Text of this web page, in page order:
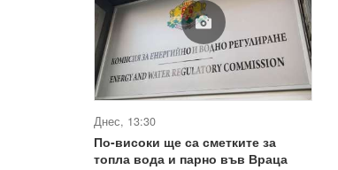
Днес, 13:30
По-високи ще са сметките за
топла вода и парно във Враца